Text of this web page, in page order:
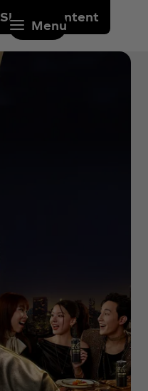
Skip to content
Menu